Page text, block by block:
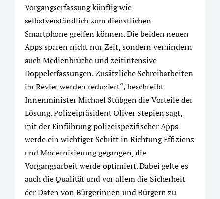
Vorgangserfassung künftig wie
selbstverständlich zum dienstlichen
Smartphone greifen können. Die beiden neuen
Apps sparen nicht nur Zeit, sondern verhindern
auch Medienbrüche und zeitintensive
Doppelerfassungen. Zusätzliche Schreibarbeiten
im Revier werden reduziert“, beschreibt
Innenminister Michael Stübgen die Vorteile der
Lösung. Polizeipräsident Oliver Stepien sagt,
mit der Einführung polizeispezifischer Apps
werde ein wichtiger Schritt in Richtung Effizienz
und Modernisierung gegangen, die
Vorgangsarbeit werde optimiert. Dabei gelte es
auch die Qualität und vor allem die Sicherheit
der Daten von Bürgerinnen und Bürgern zu